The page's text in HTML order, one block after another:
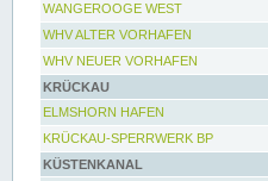
WANGEROOGE WEST
WHV ALTER VORHAFEN
WHV NEUER VORHAFEN
KRÜCKAU
ELMSHORN HAFEN
KRÜCKAU-SPERRWERK BP
KÜSTENKANAL